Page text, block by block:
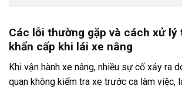
Các lỗi thường gặp và cách xử lý
khẩn cấp khi lái xe nâng
Khi vận hành xe nâng, nhiều sự cố xảy ra
quan không kiểm tra xe trước ca làm việc,